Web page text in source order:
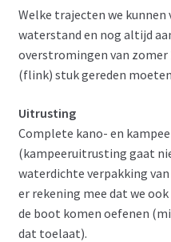
Welke trajecten we kunnen
waterstand en nog altijd
overstromingen van zomer
(flink) stuk gereden
Uitrusting
Complete kano- en
(kampeeruitrusting gaat
waterdichte verpakking
er rekening mee dat we
de boot komen oefenen
dat toelaat).